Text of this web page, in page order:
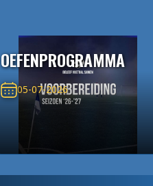
OEFENPROGRAMMA
05-07-2026